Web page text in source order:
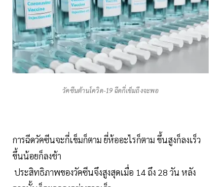
วัคซีนต้านโควิด-19 ฉีดกี่เข็มถึงจะพอ
การฉีดวัคซีนจะกี่เข็มก็ตาม ยี่ห้ออะไรก็ตาม ขึ้นสูงก็ลงเร็ว
ขึ้นน้อยก็ลงช้า
ประสิทธิภาพของวัคซีนจึงสูงสุดเมื่อ 14 ถึง 28 วัน หลัง